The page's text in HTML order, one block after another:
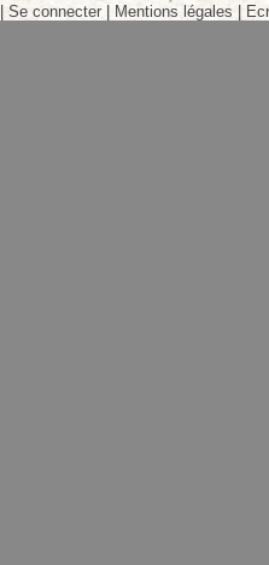
Se connecter| Mentions légales